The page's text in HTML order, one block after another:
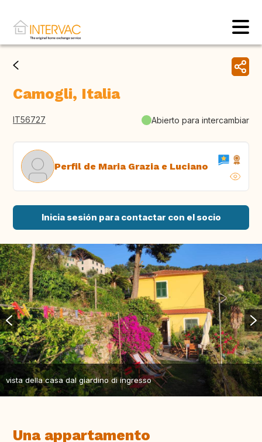
Camogli, Italia
IT56727 Abierto para intercambiar
Perfil de Maria Grazia e Luciano
Inicia sesión para contactar con el socio
vista della casa dal giardino di ingresso
Una appartamento